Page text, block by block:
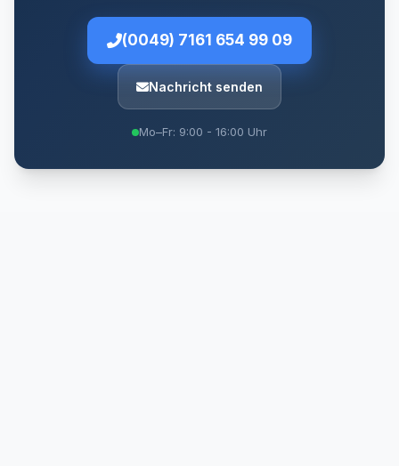
(0049) 7161 654 99 09
Nachricht senden
Mo–Fr: 9:00 - 16:00 Uhr